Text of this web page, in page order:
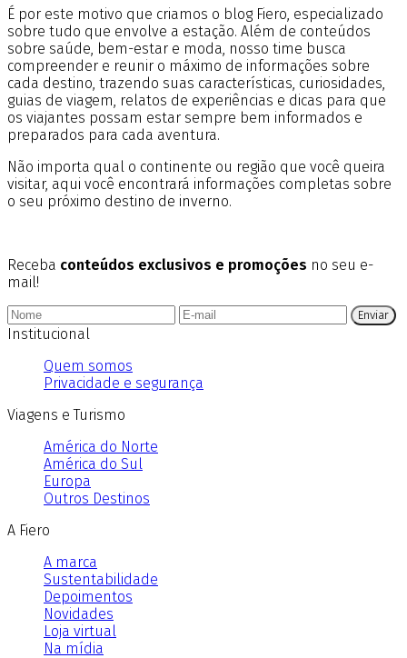
É por este motivo que criamos o blog Fiero, especializado
sobre tudo que envolve a estação. Além de conteúdos
sobre saúde, bem-estar e moda, nosso time busca
compreender e reunir o máximo de informações sobre
cada destino, trazendo suas características, curiosidades,
guias de viagem, relatos de experiências e dicas para que
os viajantes possam estar sempre bem informados e
preparados para cada aventura.
Não importa qual o continente ou região que você queira
visitar, aqui você encontrará informações completas sobre
o seu próximo destino de inverno.
Receba conteúdos exclusivos e promoções no seu e-
mail!
Enviar
Institucional
Quem somos
Privacidade e segurança
Viagens e Turismo
América do Norte
América do Sul
Europa
Outros Destinos
A Fiero
A marca
Sustentabilidade
Depoimentos
Novidades
Loja virtual
Na mídia